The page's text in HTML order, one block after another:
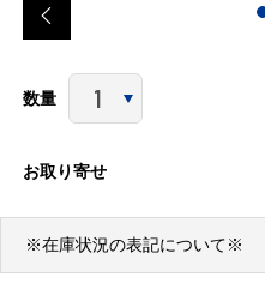
数量
お取り寄せ
※在庫状況の表記について※